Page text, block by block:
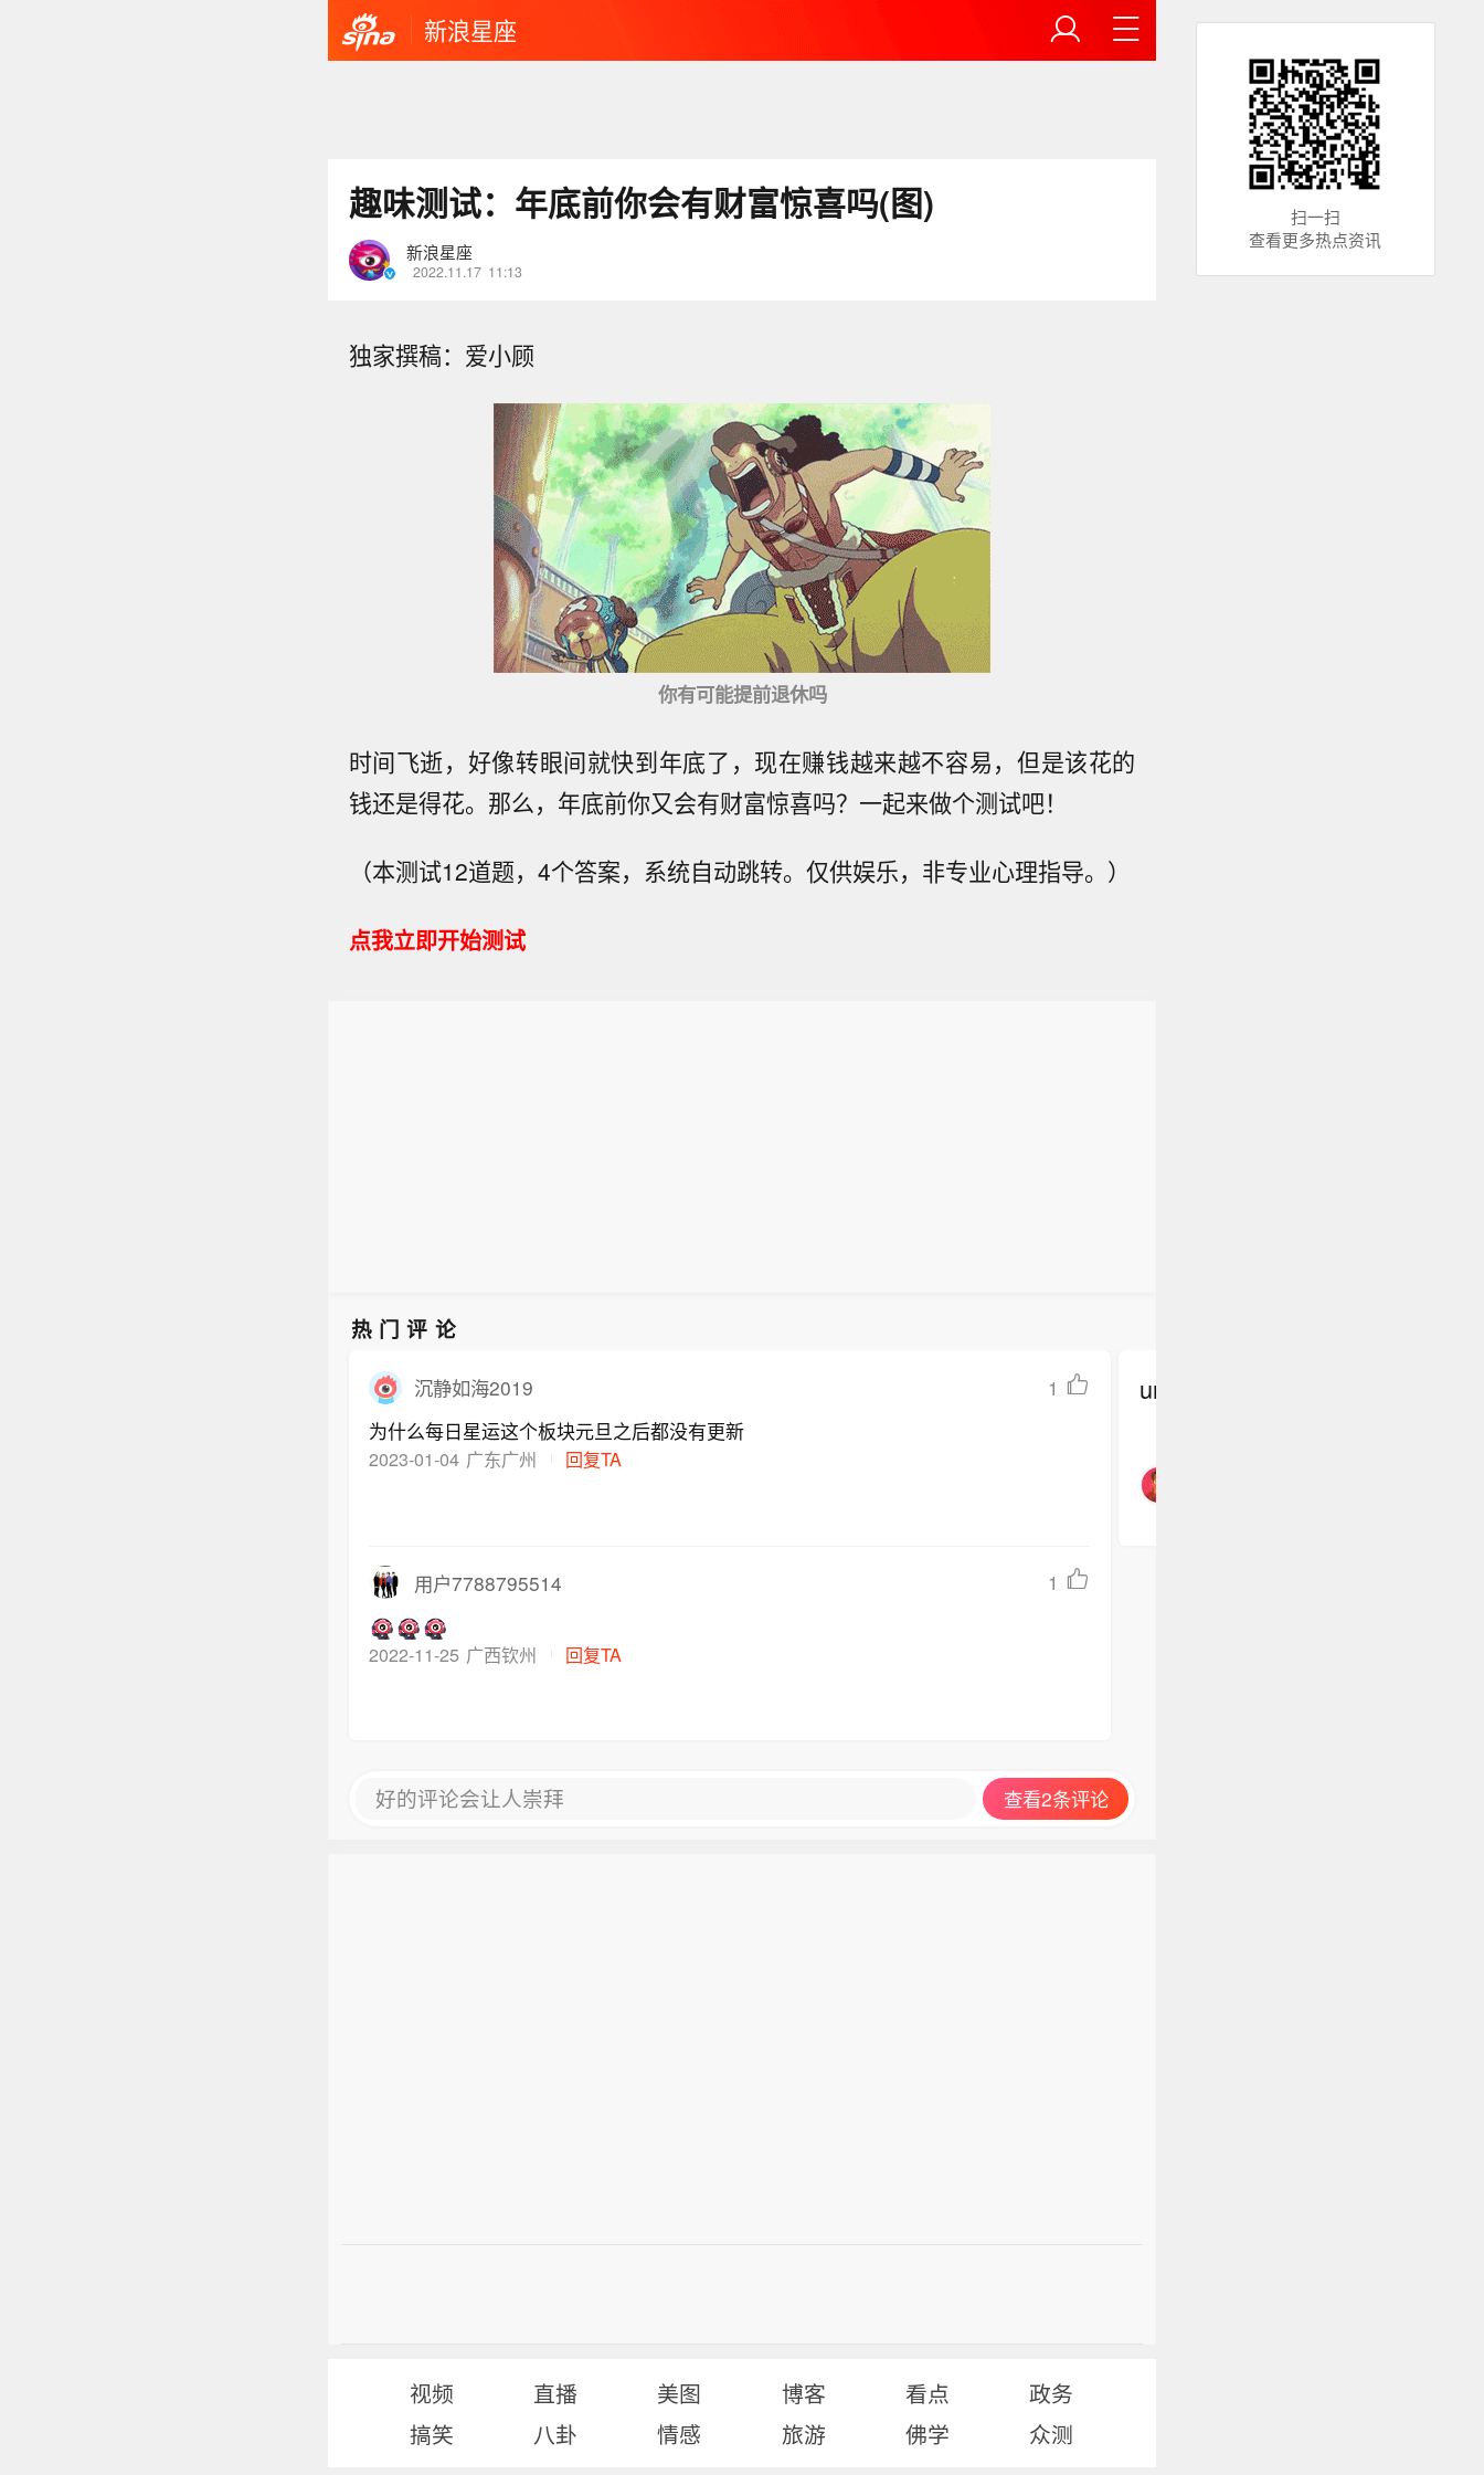
新浪星座
趣味测试：年底前你会有财富惊喜吗(图)
新浪星座
2022.11.17 11:13
独家撰稿：爱小顾
你有可能提前退休吗
时间飞逝，好像转眼间就快到年底了，现在赚钱越来越不容易，但是该花的
钱还是得花。那么，年底前你又会有财富惊喜吗？一起来做个测试吧！
（本测试12道题，4个答案，系统自动跳转。仅供娱乐，非专业心理指导。）
点我立即开始测试
热门评论
沉静如海2019
1
为什么每日星运这个板块元旦之后都没有更新
2023-01-04 广东广州 回复TA
用户7788795514 1
2022-11-25 广西钦州 回复TA
undefined
好的评论会让人崇拜 查看2条评论
视频 直播 美图 博客 看点
政务
搞笑
八卦 情感 旅游 佛学 众测
扫一扫
查看更多热点资讯